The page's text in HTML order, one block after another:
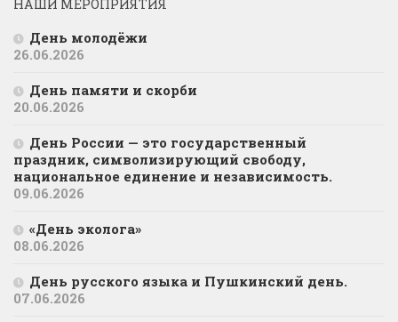
НАШИ МЕРОПРИЯТИЯ
День молодёжи
26.06.2026
День памяти и скорби
20.06.2026
День России — это государственный
праздник, символизирующий свободу,
национальное единение и независимость.
09.06.2026
«День эколога»
08.06.2026
День русского языка и Пушкинский день.
07.06.2026